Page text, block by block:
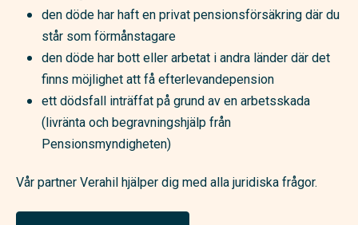
den döde har haft en privat pensionsförsäkring där du
står som förmånstagare
den döde har bott eller arbetat i andra länder där det
finns möjlighet att få efterlevandepension
ett dödsfall inträffat på grund av en arbetsskada
(livränta och begravningshjälp från
Pensionsmyndigheten)
Vår partner Verahil hjälper dig med alla juridiska frågor.